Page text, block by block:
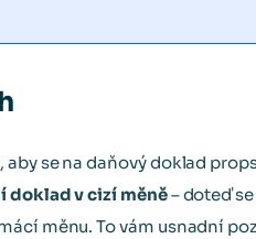
se na daňový doklad
doklad v cizí měně– doteď
měnu. To vám usnadní